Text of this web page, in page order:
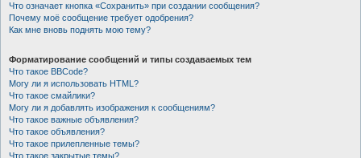
Что означает кнопка «Сохранить» при создании сообщения?
Почему моё сообщение требует одобрения?
Как мне вновь поднять мою тему?
Форматирование сообщений и типы создаваемых тем
Что такое BBCode?
Могу ли я использовать HTML?
Что такое смайлики?
Могу ли я добавлять изображения к сообщениям?
Что такое важные объявления?
Что такое объявления?
Что такое прилепленные темы?
Что такое закрытые темы?